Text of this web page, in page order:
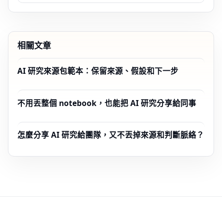
相關文章
AI 研究來源包範本：保留來源、假設和下一步
不用丟整個 notebook，也能把 AI 研究分享給同事
怎麼分享 AI 研究給團隊，又不丟掉來源和判斷脈絡？